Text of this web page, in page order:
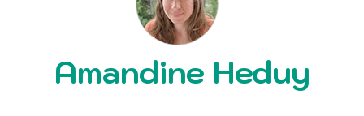
Connexion
Amandine Heduy